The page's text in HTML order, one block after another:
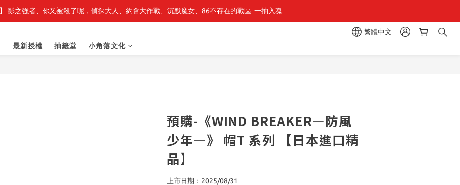
最新開賣🔥「全知讀者視角」 周邊商品
】 影之強者、你又被殺了呢，偵探大人、約會大作戰、沉默魔女、86不存在的戰區  一抽入魂
繁體中文
最新授權 抽籤堂 小角落文化
預購-《WIND BREAKER—防風
少年—》 帽T 系列 【日本進口精
品】
上市日期：2025/08/31